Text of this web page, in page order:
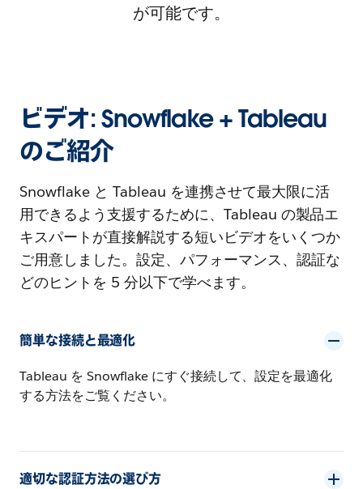
が可能です。
ビデオ: Snowflake + Tableau
のご紹介
Snowflake と Tableau を連携させて最大限に活
用できるよう支援するために、Tableau の製品エ
キスパートが直接解説する短いビデオをいくつか
ご用意しました。設定、パフォーマンス、認証な
どのヒントを 5 分以下で学べます。
簡単な接続と最適化
Tableau を Snowflake にすぐ接続して、設定を最適化
する方法をご覧ください。
適切な認証方法の選び方